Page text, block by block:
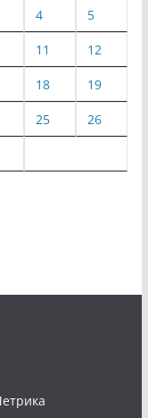
4 5
11 12
18 19
25 26